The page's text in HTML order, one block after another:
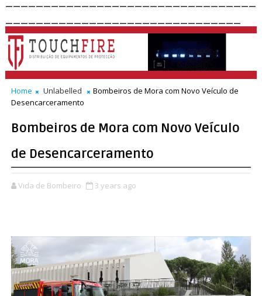
Home Unlabelled
Bombeiros de Mora com Novo Veículo de
Desencarceramento
Bombeiros de Mora com Novo Veículo
de Desencarceramento
Vida de Bombeiro 3 years ago